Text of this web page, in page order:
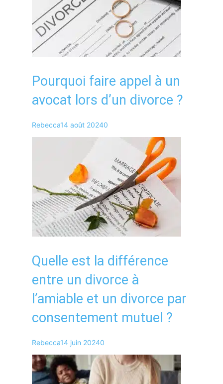
Pourquoi faire appel à un
avocat lors d’un divorce ?
Rebecca14 août 20240
Quelle est la différence
entre un divorce à
l’amiable et un divorce par
consentement mutuel ?
Rebecca14 juin 20240